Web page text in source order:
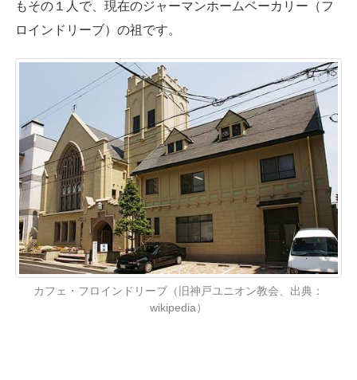
もその１人で、現在のジャーマンホームベーカリー（フ
ロインドリーブ）の祖です。
カフェ・フロインドリーブ（旧神戸ユニオン教会、出典：
wikipedia）